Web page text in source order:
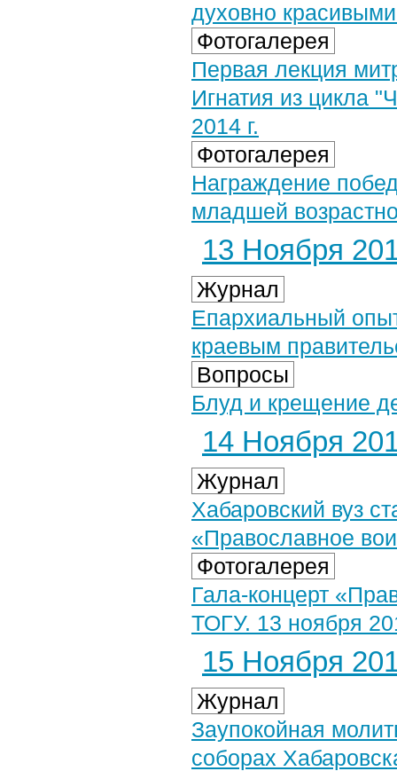
духовно
Фотогалерея
Первая лекция
Игнатия из цикла
2014 г.
Фотогалерея
Награждение
младшей
13 Ноября
Журнал
Епархиальный
краевым
Вопросы
Блуд и крещение
14 Ноября
Журнал
Хабаровский вуз
«Православное
Фотогалерея
Гала-концерт
ТОГУ. 13 ноября
15 Ноября
Журнал
Заупокойная
соборах